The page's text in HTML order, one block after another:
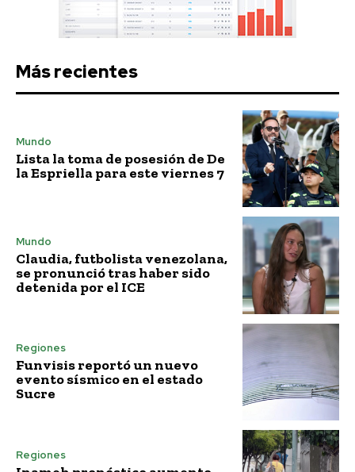
Más recientes
Mundo
Lista la toma de posesión de De
la Espriella para este viernes 7
Mundo
Claudia, futbolista venezolana,
se pronunció tras haber sido
detenida por el ICE
Regiones
Funvisis reportó un nuevo
evento sísmico en el estado
Sucre
Regiones